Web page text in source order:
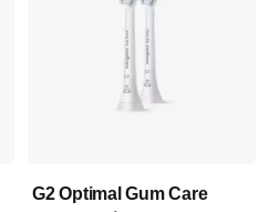
G2 Optimal Gum Care